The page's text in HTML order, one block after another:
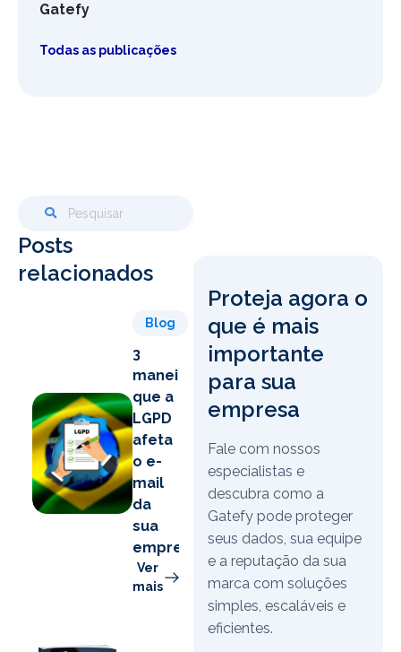
Gatefy
Todas as publicações
Posts
relacionados
Blog
3
maneiras
que a
LGPD
afeta
o e-
mail
da
sua
empresa
Ver
mais
Proteja agora o
que é mais
importante
para sua
empresa
Fale com nossos
especialistas e
descubra como a
Gatefy pode proteger
seus dados, sua equipe
e a reputação da sua
marca com soluções
simples, escaláveis e
eficientes.